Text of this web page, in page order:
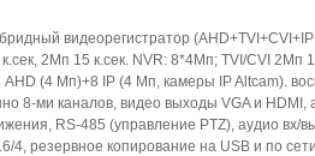
видеорегистратор
2Mп 15 к.сек. NVR: 8*4Mп; TVI/CVI 2Мп 15
(4 Мп)+8 IP (4 Мп, камеры IP Altcam).
8-ми каналов, видео выходы VGA и HDMI,
RS-485 (управление PTZ), аудио вх/
4, резервное копирование на USB и по